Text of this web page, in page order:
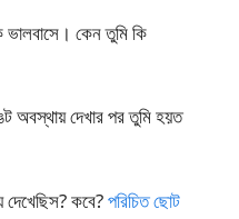
ভালবাসে। কেন তুমি কি
অবস্থায় দেখার পর তুমি হয়ত
দেখেছিস? কবে?পরিচিত ছোট